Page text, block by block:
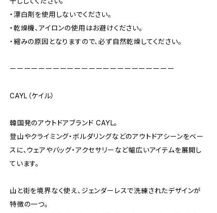
・漂白剤を使用しないでください。
・乾燥機、アイロンの使用はお避けください。
・縮みの原因となりますので、必ず自然乾燥してください。
ーーーーーーーーーーーーーーーーーーーーーーー
CAYL（ケイル）
韓国発のアウトドアブランド CAYL。
登山やクライミング・ボルダリングなどのアウトドアシーンをベー
スに、ウェアやバッグ・アクセサリーなど幅広いアイテムを展開し
ています。
山と街を境界なく使え、ジェンダーレスで洗練されたデザインが
特徴の一つ。